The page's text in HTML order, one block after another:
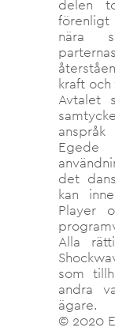
delen
nära
kraft och
Avtalet
det
kan
Player
Alla
som
andra
ägare.
© 2020